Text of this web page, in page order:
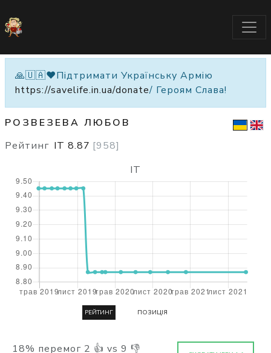
🙏🇺🇦❤️Підтримати Українську Армію
https://savelife.in.ua/donate/ Героям Слава!
РОЗВЕЗЕВА ЛЮБОВ
Рейтинг IT 8.87 [958]
18% перемог 2 👍 vs 9 👎
IT
РЕЙТИНГ ПОЗИЦІЯ